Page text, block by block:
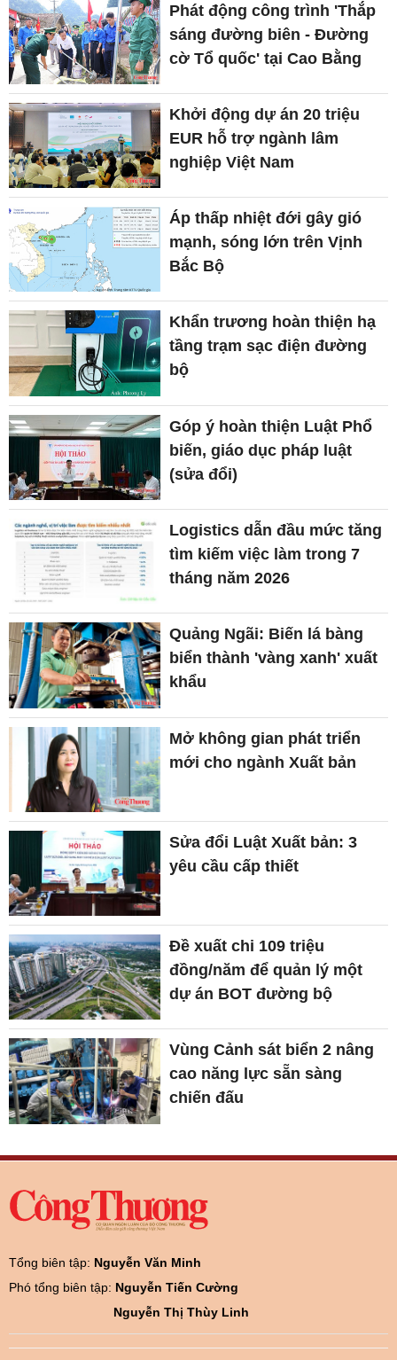
Phát động công trình 'Thắp
sáng đường biên - Đường
cờ Tổ quốc' tại Cao Bằng
Khởi động dự án 20 triệu
EUR hỗ trợ ngành lâm
nghiệp Việt Nam
Áp thấp nhiệt đới gây gió
mạnh, sóng lớn trên Vịnh
Bắc Bộ
Khẩn trương hoàn thiện hạ
tầng trạm sạc điện đường
bộ
Góp ý hoàn thiện Luật Phổ
biến, giáo dục pháp luật
(sửa đổi)
Logistics dẫn đầu mức tăng
tìm kiếm việc làm trong 7
tháng năm 2026
Quảng Ngãi: Biến lá bàng
biển thành 'vàng xanh' xuất
khẩu
Mở không gian phát triển
mới cho ngành Xuất bản
Sửa đổi Luật Xuất bản: 3
yêu cầu cấp thiết
Đề xuất chi 109 triệu
đồng/năm để quản lý một
dự án BOT đường bộ
Vùng Cảnh sát biển 2 nâng
cao năng lực sẵn sàng
chiến đấu
Tổng biên tập: Nguyễn Văn Minh
Phó tổng biên tập: Nguyễn Tiến Cường
Nguyễn Thị Thùy Linh